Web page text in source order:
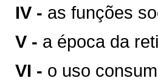
IV - as funções
V - a época da
VI - o uso